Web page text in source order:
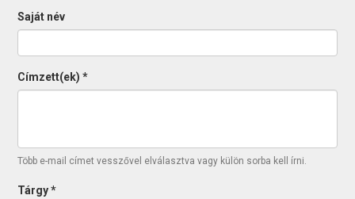
Saját név
Címzett(ek)*
Több e-mail címet vesszővel elválasztva vagy külön sorba kell írni.
Tárgy*